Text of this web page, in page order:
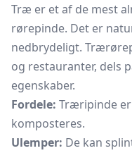
Træ er et af de mest
rørepinde. Det er
nedbrydeligt.
og restauranter, dels
egenskaber.
Fordele: Træripinde
komposteres.
Ulemper: De kan